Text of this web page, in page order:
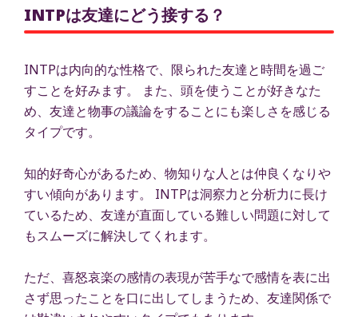
INTPは友達にどう接する？
INTPは内向的な性格で、限られた友達と時間を過ご
すことを好みます。 また、頭を使うことが好きなた
め、友達と物事の議論をすることにも楽しさを感じる
タイプです。
知的好奇心があるため、物知りな人とは仲良くなりや
すい傾向があります。 INTPは洞察力と分析力に長け
ているため、友達が直面している難しい問題に対して
もスムーズに解決してくれます。
ただ、喜怒哀楽の感情の表現が苦手なで感情を表に出
さず思ったことを口に出してしまうため、友達関係で